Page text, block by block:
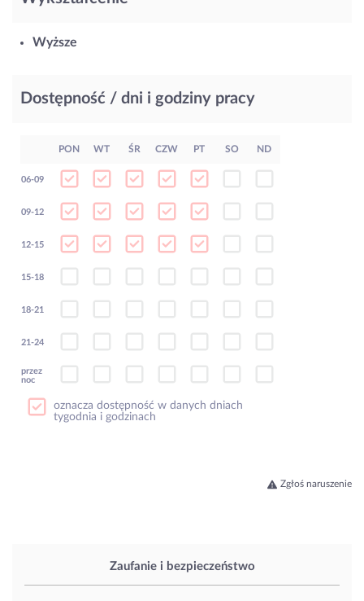
Zaufanie i bezpieczeństwo
Wyższe
Dostępność / dni i godziny pracy
PON WT ŚR CZW PT SO ND
06-09
09-12
12-15
15-18
18-21
21-24
przez
noc
oznacza dostępność w danych dniach
tygodnia i godzinach
Zgłoś naruszenie